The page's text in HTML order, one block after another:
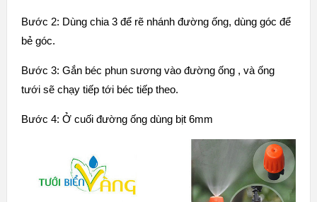
Bước 2: Dùng chia 3 để rẽ nhánh đường ống, dùng góc để
bẻ góc.
Bước 3: Gắn béc phun sương vào đường ống , và ống
tưới sẽ chạy tiếp tới béc tiếp theo.
Bước 4: Ở cuối đường ống dùng bịt 6mm